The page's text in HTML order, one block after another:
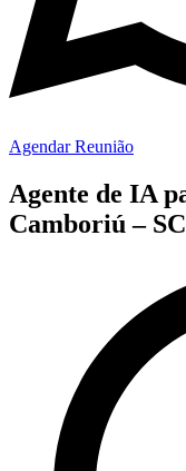
Agendar Reunião
Agente de IA
Camboriú – SC